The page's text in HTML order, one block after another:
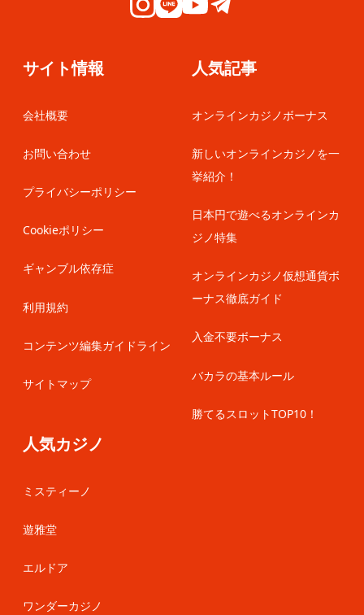
サイト情報
会社概要
お問い合わせ
プライバシーポリシー
Cookieポリシー
ギャンブル依存症
利用規約
コンテンツ編集ガイドライン
サイトマップ
人気記事
オンラインカジノボーナス
新しいオンラインカジノを一
挙紹介！
日本円で遊べるオンラインカ
ジノ特集
オンラインカジノ仮想通貨ボ
ーナス徹底ガイド
入金不要ボーナス
バカラの基本ルール
勝てるスロットTOP10！
人気カジノ
ミスティーノ
遊雅堂
エルドア
ワンダーカジノ